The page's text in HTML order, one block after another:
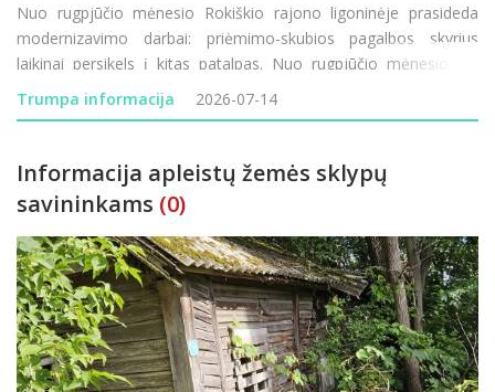
Nuo rugpjūčio mėnesio Rokiškio rajono ligoninėje prasideda
modernizavimo darbai: priėmimo-skubios pagalbos skyrius
laikinai persikels į kitas patalpas. Nuo rugpjūčio mėnesio VšĮ
Rokiškio rajono ligoninėje prasideda vienas didžiausių pastarųjų
metų infrastruktūros modernizavimo
Trumpa informacija 2026-07-14
Informacija apleistų žemės sklypų
savininkams (0)